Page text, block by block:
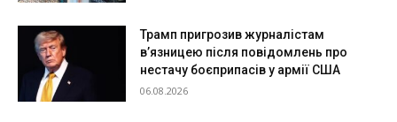
Трамп пригрозив журналістам
в’язницею після повідомлень про
нестачу боєприпасів у армії США
06.08.2026